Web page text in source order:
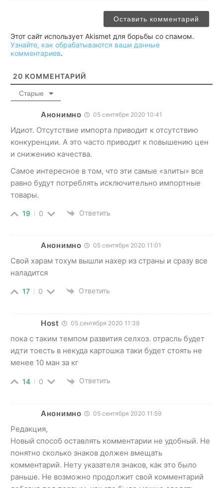
Этот сайт использует Akismet для борьбы со спамом.
Узнайте, как обрабатываются ваши данные
комментариев.
20 КОММЕНТАРИЙ
Старые
Анонимно 05 сентября 2020 10:41
Идиот. Отсутствие импорта приводит к отсутствию
конкуренции. А это часто приводит к повышению цен
и снижению качества.
Самое интересное в том, что эти самые «элиты» все
равно будут потреблять исключительно импортные
товары.
19 0 Ответить
Анонимно 05 сентября 2020 11:01
Свой харам тохум вышли нахер из страны и сразу все
наладится
17 0 Ответить
Host 05 сентября 2020 11:39
пока с таким темпом развития селхоз. отрасль будет
идти тоесть в некуда картошка таки будет стоять не
менее 10 ман за кг
14 0 Ответить
Анонимно 05 сентября 2020 11:59
Редакция,
Новый способ оставлять комментарии не удобный. Не
понятно сколько знаков должен вмещать
комментарий. Нету указателя знаков, как это было
раньше. Не возможно продолжит свой комментарий